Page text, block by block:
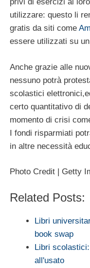
utilizzare: questo li
gratis da siti come
essere utilizzati su
Anche grazie alle
nessuno potrà
scolastici
certo quantitativo di
momento di crisi
I fondi risparmiati
in altre necessità
Photo Credit | Getty
Related Posts:
Libri
book swap
Libri
all'usato